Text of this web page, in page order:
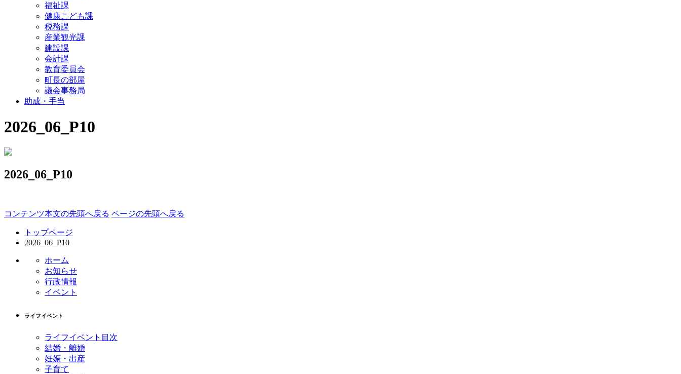
福祉課
健康こども課
税務課
産業観光課
建設課
会計課
教育委員会
町長の部屋
議会事務局
助成・手当
2026_06_P10
2026_06_P10
コンテンツ本文の先頭へ戻る ページの先頭へ戻る
トップページ
2026_06_P10
ホーム
お知らせ
行政情報
イベント
ライフイベント
ライフイベント目次
結婚・離婚
妊娠・出産
子育て